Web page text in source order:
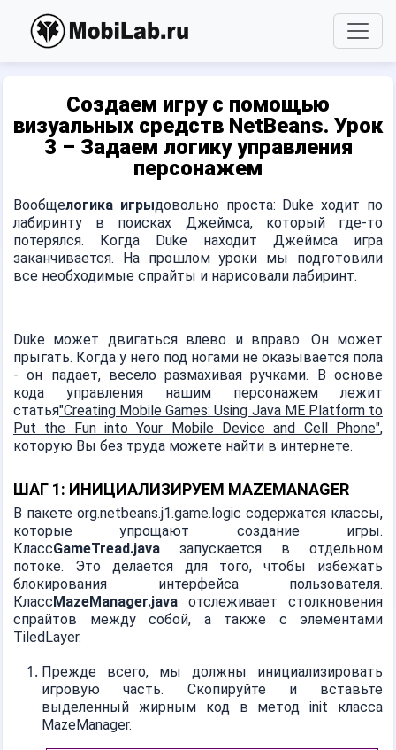
Создаем игру с помощью
визуальных средств NetBeans. Урок
3 – Задаем логику управления
персонажем
Вообщелогика игрыдовольно проста: Duke ходит по
лабиринту в поисках Джеймса, который где-то
потерялся. Когда Duke находит Джеймса игра
заканчивается. На прошлом уроки мы подготовили
все необходимые спрайты и нарисовали лабиринт.
Duke может двигаться влево и вправо. Он может
прыгать. Когда у него под ногами не оказывается пола
- он падает, весело размахивая ручками. В основе
кода управления нашим персонажем лежит
статья"Creating Mobile Games: Using Java ME Platform to
Put the Fun into Your Mobile Device and Cell Phone",
которую Вы без труда можете найти в интернете.
ШАГ 1: ИНИЦИАЛИЗИРУЕМ MAZEMANAGER
В пакете org.netbeans.j1.game.logic содержатся классы,
которые упрощают создание игры.
КлассGameTread.java запускается в отдельном
потоке. Это делается для того, чтобы избежать
блокирования интерфейса пользователя.
КлассMazeManager.java отслеживает столкновения
спрайтов между собой, а также с элементами
TiledLayer.
Прежде всего, мы должны инициализировать
игровую часть. Скопируйте и вставьте
выделенный жирным код в метод init класса
MazeManager.